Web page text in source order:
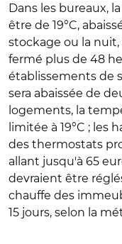
Dans les bureaux,
être de 19°C,
stockage ou la
fermé plus de 48
établissements de
sera abaissée de
logements, la
limitée à 19°C ; les
des thermostats
allant jusqu'à 65
devraient être
chauffe des
15 jours, selon la